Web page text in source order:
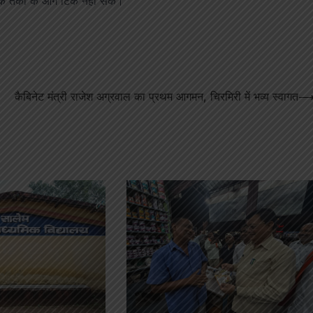
कैबिनेट मंत्री राजेश अग्रवाल का प्रथम आगमन, चिरमिरी में भव्य स्वागत